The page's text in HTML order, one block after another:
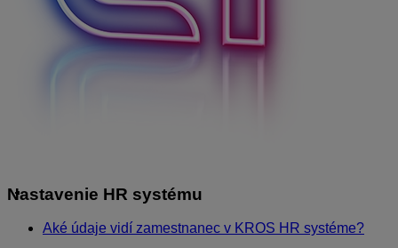
Nastavenie HR systému
Aké údaje vidí zamestnanec v KROS HR systéme?